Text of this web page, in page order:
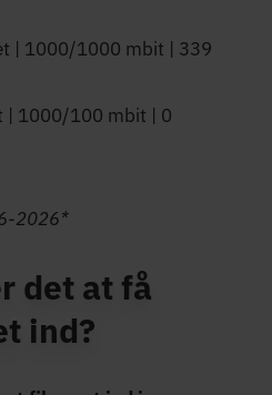
| 1000/1000 mbit | 339
| 1000/100 mbit | 0
2026*
det at få
ind?